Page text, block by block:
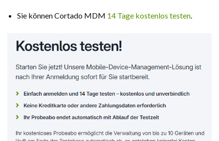
Sie können Cortado MDM 14 Tage kostenlos testen.